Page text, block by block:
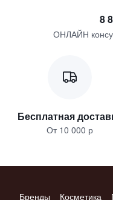
8
ОНЛАЙН
Бесплатная
От 10 000 р
Бренды Косметика